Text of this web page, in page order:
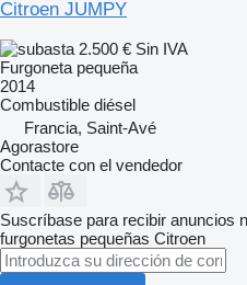
Citroen JUMPY
2.500 € Sin IVA
Furgoneta pequeña
2014
Combustible diésel
Francia, Saint-Avé
Agorastore
Contacte con el vendedor
Suscríbase para recibir anuncios
furgonetas pequeñas Citroen